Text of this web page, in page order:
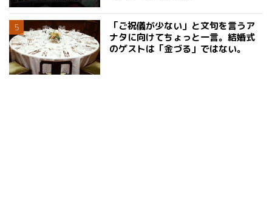
「ご祝儀が少ない」と文句を言うア
ナタに向けてちょっと一言。結婚式
のゲストは「金づる」ではない。